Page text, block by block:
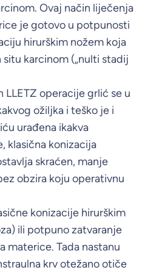
Ovaj način liječenja
je gotovo u potpunosti
hirurškim nožem koja
situ karcinom („nulti stadij
LLETZ operacije grlić se u
ožiljka i teško je i
urađena ikakva
klasična konizacija
skraćen, manje
obzira koju operativnu
konizacije hirurškim
ili potpuno zatvaranje
materice. Tada nastanu
krv otežano otiče